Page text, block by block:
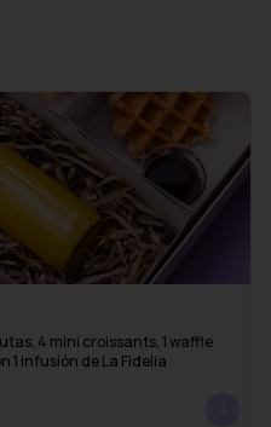
4 mini croissants, 1 waffle
1 infusión de La Fidelia